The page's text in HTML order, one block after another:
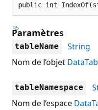
public int
Paramètres
tableName
String
Nom de l’objet
tableNamespace
Nom de l’espace